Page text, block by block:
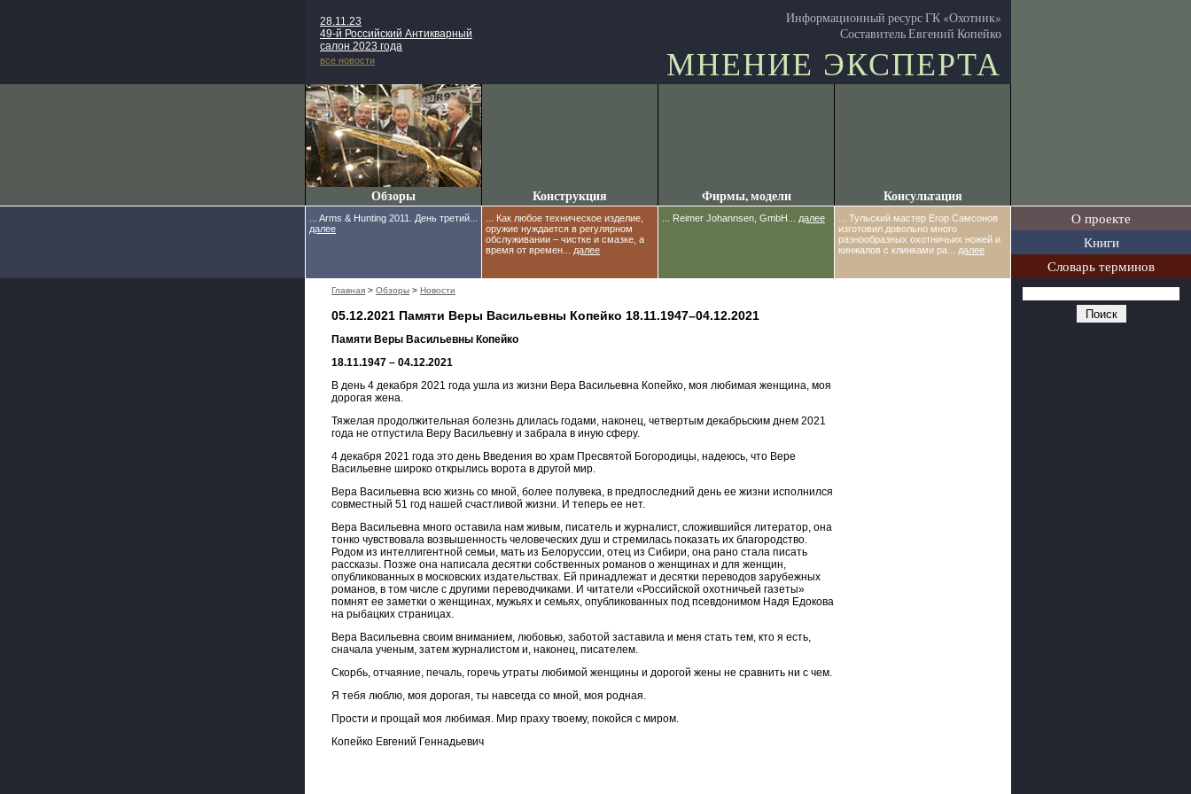
О проекте
Книги
Словарь терминов
28.11.23
49-й Российский Антикварный
салон 2023 года
все новости
Информационный ресурс ГК «Охотник»
Составитель Евгений Копейко
МНЕНИЕ ЭКСПЕРТА
Обзоры
... Arms & Hunting 2011. День третий...
далее
Конструкция
... Как любое техническое изделие,
оружие нуждается в регулярном
обслуживании – чистке и смазке, а
время от времен... далее
Фирмы, модели
... Reimer Johannsen, GmbH... далее
Консультация
... Тульский мастер Егор Самсонов
изготовил довольно много
разнообразных охотничьих ножей и
кинжалов с клинками ра... далее
Главная > Обзоры > Новости
05.12.2021 Памяти Веры Васильевны Копейко 18.11.1947–04.12.2021
Памяти Веры Васильевны Копейко
18.11.1947 – 04.12.2021
В день 4 декабря 2021 года ушла из жизни Вера Васильевна Копейко, моя любимая женщина, моя
дорогая жена.
Тяжелая продолжительная болезнь длилась годами, наконец, четвертым декабрьским днем 2021
года не отпустила Веру Васильевну и забрала в иную сферу.
4 декабря 2021 года это день Введения во храм Пресвятой Богородицы, надеюсь, что Вере
Васильевне широко открылись ворота в другой мир.
Вера Васильевна всю жизнь со мной, более полувека, в предпоследний день ее жизни исполнился
совместный 51 год нашей счастливой жизни. И теперь ее нет.
Вера Васильевна много оставила нам живым, писатель и журналист, сложившийся литератор, она
тонко чувствовала возвышенность человеческих душ и стремилась показать их благородство.
Родом из интеллигентной семьи, мать из Белоруссии, отец из Сибири, она рано стала писать
рассказы. Позже она написала десятки собственных романов о женщинах и для женщин,
опубликованных в московских издательствах. Ей принадлежат и десятки переводов зарубежных
романов, в том числе с другими переводчиками. И читатели «Российской охотничьей газеты»
помнят ее заметки о женщинах, мужьях и семьях, опубликованных под псевдонимом Надя Едокова
на рыбацких страницах.
Вера Васильевна своим вниманием, любовью, заботой заставила и меня стать тем, кто я есть,
сначала ученым, затем журналистом и, наконец, писателем.
Скорбь, отчаяние, печаль, горечь утраты любимой женщины и дорогой жены не сравнить ни с чем.
Я тебя люблю, моя дорогая, ты навсегда со мной, моя родная.
Прости и прощай моя любимая. Мир праху твоему, покойся с миром.
Копейко Евгений Геннадьевич